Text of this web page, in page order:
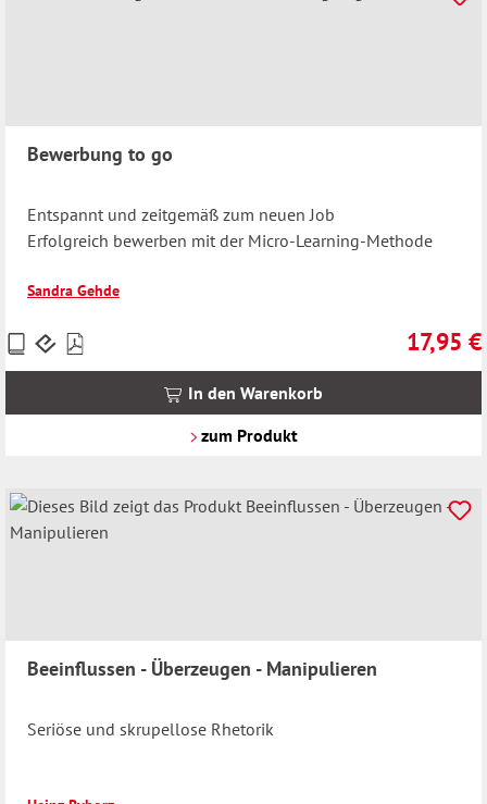
Bewerbung to go
Entspannt und zeitgemäß zum neuen Job
Erfolgreich bewerben mit der Micro-Learning-Methode
Sandra Gehde
17,95 €
Preise
inkl.
In den Warenkorb
zum Produkt
Beeinflussen - Überzeugen - Manipulieren
Seriöse und skrupellose Rhetorik